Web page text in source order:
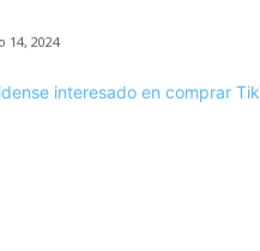
14, 2024